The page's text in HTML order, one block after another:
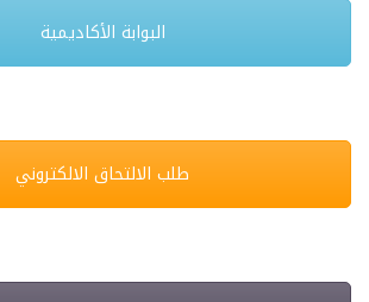
البوابة الأكاديمية
طلب الالتحاق الالكتروني